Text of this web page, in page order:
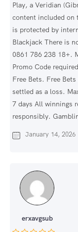
Play, a Veridian
content included on
is protected by
Blackjack There is
0861 786 238 18+.
Promo Code
Free Bets. Free
settled as a loss.
7 days All winnings
responsibly.
January 14, 2026
erxavgsub